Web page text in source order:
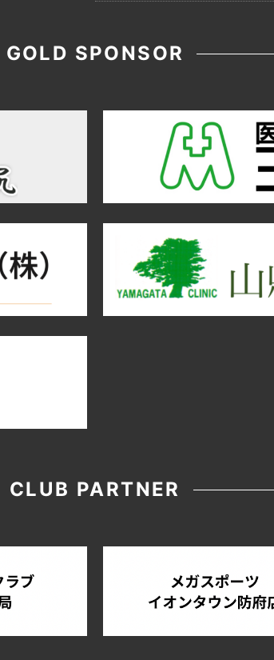
GOLD SPONSOR
CLUB PARTNER